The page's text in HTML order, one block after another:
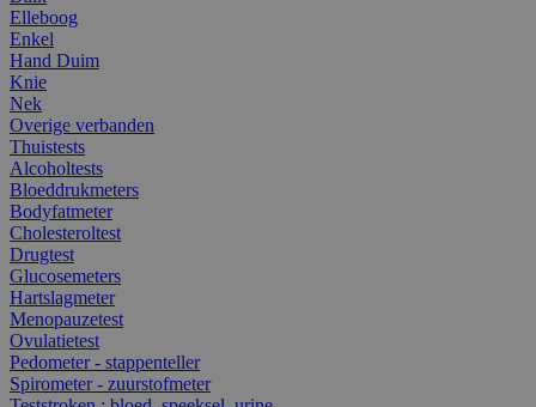
Elleboog
Enkel
Hand Duim
Knie
Nek
Overige verbanden
Thuistests
Alcoholtests
Bloeddrukmeters
Bodyfatmeter
Cholesteroltest
Drugtest
Glucosemeters
Hartslagmeter
Menopauzetest
Ovulatietest
Pedometer - stappenteller
Spirometer - zuurstofmeter